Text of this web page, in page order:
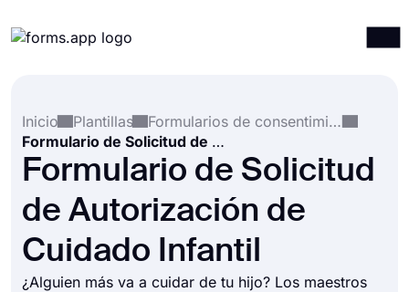
Integraciones
Plantillas
Recursos
Inicio
Plantillas
Formularios de consentimiento
Formulario de Solicitud de Autorización de Cuidado Infantil
Formulario de Solicitud
de Autorización de
Cuidado Infantil
¿Alguien más va a cuidar de tu hijo? Los maestros